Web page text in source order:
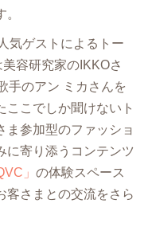
気ゲストによるトー
容研究家のIKKOさ
手のアン ミカさんを
ここでしか聞けないト
ま参加型のファッショ
に寄り添うコンテンツ
」 の体験スペース
客さまとの交流をさら